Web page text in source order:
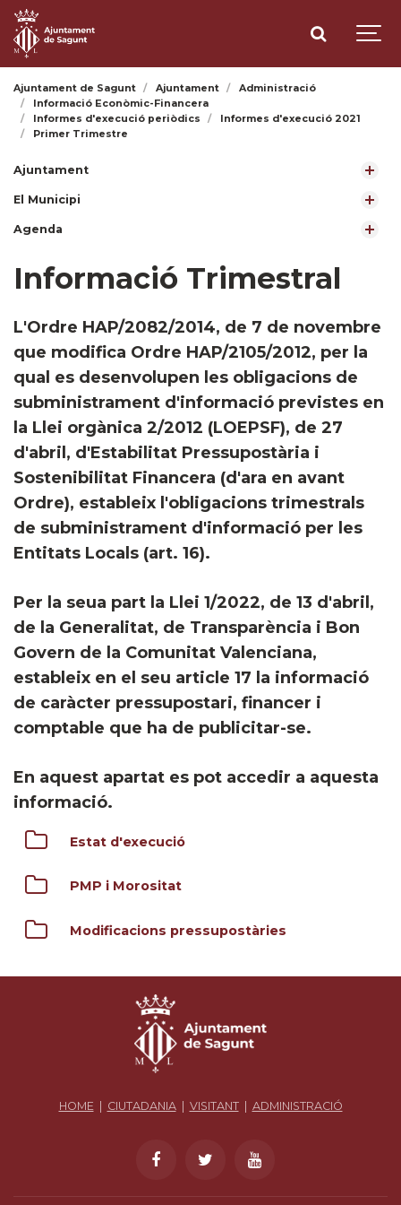
Ajuntament de Sagunt Ajuntament
Administració
Informació Econòmic-Financera
Informes d'execució periòdics
Informes d'execució 2021
Primer Trimestre
Ajuntament
El Municipi
Agenda
Informació Trimestral
L'Ordre HAP/2082/2014, de 7 de novembre
que modifica Ordre HAP/2105/2012, per la
qual es desenvolupen les obligacions de
subministrament d'informació previstes en
la Llei orgànica 2/2012 (LOEPSF), de 27
d'abril, d'Estabilitat Pressupostària i
Sostenibilitat Financera (d'ara en avant
Ordre), estableix l'obligacions trimestrals
de subministrament d'informació per les
Entitats Locals (art. 16).
Per la seua part la Llei 1/2022, de 13 d'abril,
de la Generalitat, de Transparència i Bon
Govern de la Comunitat Valenciana,
estableix en el seu article 17 la informació
de caràcter pressupostari, financer i
comptable que ha de publicitar-se.
En aquest apartat es pot accedir a aquesta
informació.
Estat d'execució
PMP i Morositat
Modificacions pressupostàries
HOME| CIUTADANIA| VISITANT| ADMINISTRACIÓ